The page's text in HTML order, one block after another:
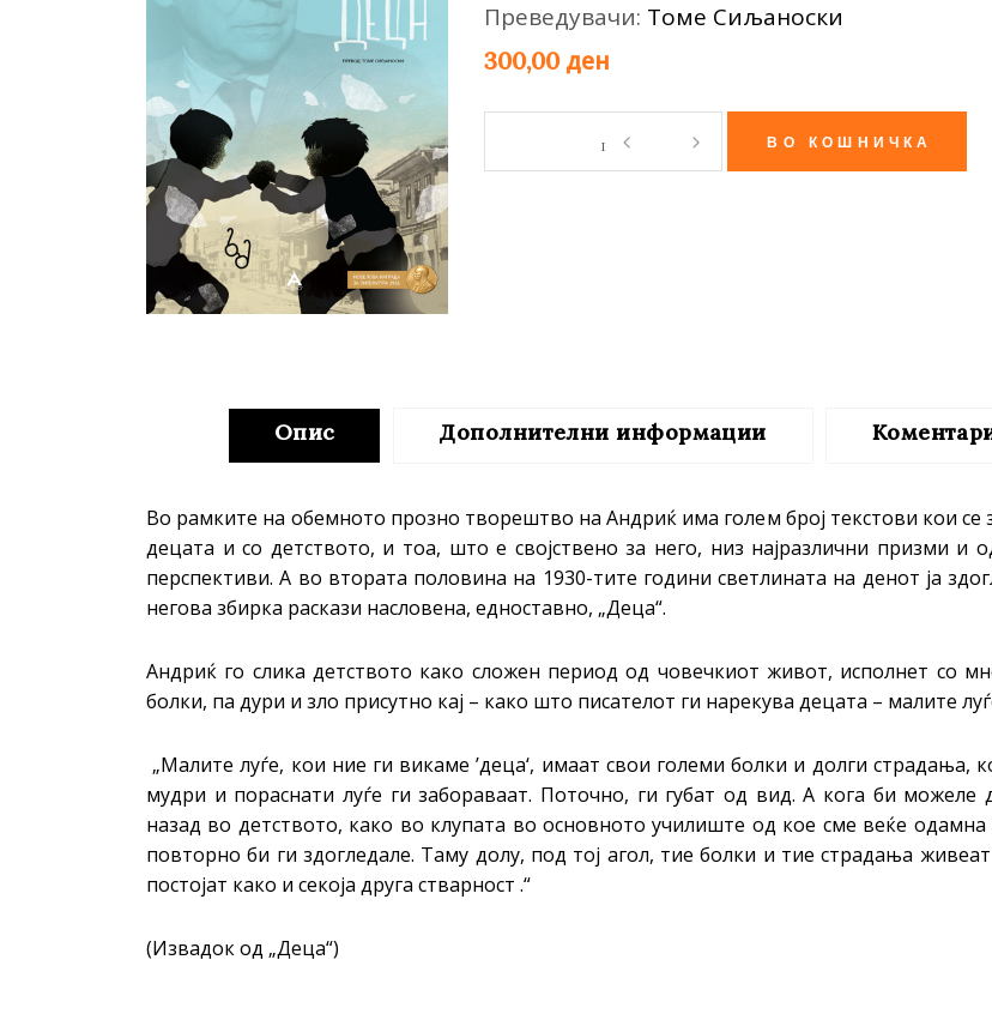
Young adult
Сите фикција
Сите нефикција
Преведувачи: Томе Сиљаноски
300,00 ден
ВО КОШНИЧКА
Опис Дополнителни информации
Во рамките на обемното прозно творештво на Андриќ има голем број текстови кои се
децата и со детството, и тоа, што е својствено за него, низ најразлични призми и
перспективи. А во втората половина на 1930-тите години светлината на денот ја
негова збирка раскази насловена, едноставно, „Деца“.
Андриќ го слика детството како сложен период од човечкиот живот, исполнет со
болки, па дури и зло присутно кај – како што писателот ги нарекува децата – малите
„Малите луѓе, кои ние ги викаме ’деца‘, имаат свои големи болки и долги страдања,
мудри и пораснати луѓе ги забораваат. Поточно, ги губат од вид. А кога би можеле
назад во детството, како во клупата во основното училиште од кое сме веќе одамна
повторно би ги здогледале. Таму долу, под тој агол, тие болки и тие страдања
постојат како и секоја друга стварност .“
(Извадок од „Деца“)